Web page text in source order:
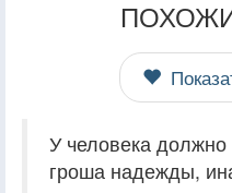
У человека
гроша надежды,